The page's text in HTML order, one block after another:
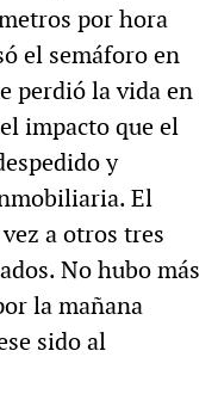
por hora
el semáforo en
perdió la vida en
impacto que el
y
El
a otros tres
No hubo más
la mañana
sido al